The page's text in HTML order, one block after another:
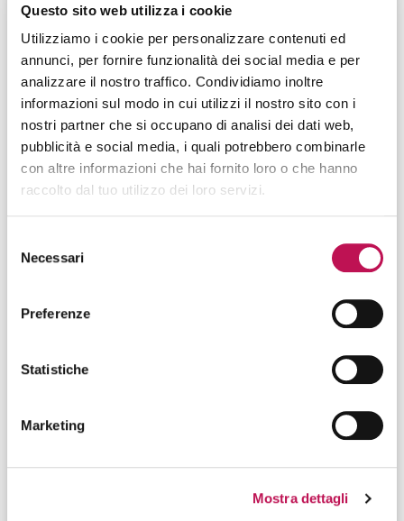
Questo sito web utilizza i cookie
Utilizziamo i cookie per personalizzare contenuti ed
annunci, per fornire funzionalità dei social media e per
analizzare il nostro traffico. Condividiamo inoltre
informazioni sul modo in cui utilizzi il nostro sito con i
nostri partner che si occupano di analisi dei dati web,
pubblicità e social media, i quali potrebbero combinarle
con altre informazioni che hai fornito loro o che hanno
raccolto dal tuo utilizzo dei loro servizi.
delNecessari
Preferenze
Statistiche
Marketing
Mostra dettagli
Telefono*
Paese di residenza*
Lingua*